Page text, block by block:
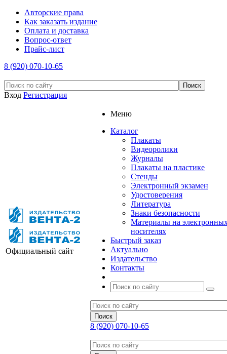
Авторские права
Как заказать издание
Оплата и доставка
Вопрос-ответ
Прайс-лист
8 (920) 070-10-65
Вход Регистрация
Официальный сайт
Меню
Каталог
Плакаты
Видеоролики
Журналы
Плакаты на пластике
Стенды
Электронный экзамен
Удостоверения
Литература
Знаки безопасности
Материалы на
носителях
Быстрый заказ
Актуально
Издательство
Контакты
8 (920) 070-10-65